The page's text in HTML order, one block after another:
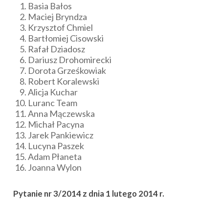
Basia Bałos
Maciej Bryndza
Krzysztof Chmiel
Bartłomiej Cisowski
Rafał Dziadosz
Dariusz Drohomirecki
Dorota Grześkowiak
Robert Koralewski
Alicja Kuchar
Luranc Team
Anna Mączewska
Michał Pacyna
Jarek Pankiewicz
Lucyna Paszek
Adam Płaneta
Joanna Wylon
Pytanie nr 3/2014 z dnia 1 lutego 2014 r.